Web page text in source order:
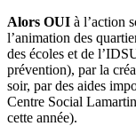
Alors OUI à l’action
l’animation des
des écoles et de
prévention), par la
soir, par des aides
Centre Social
cette année).